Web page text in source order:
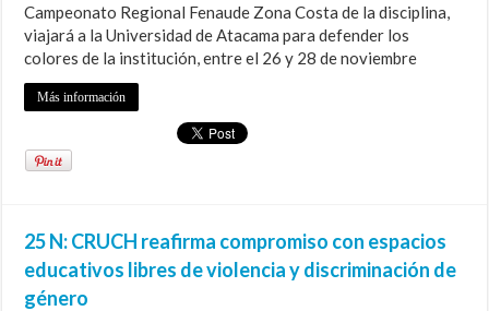
Campeonato Regional Fenaude Zona Costa de la disciplina,
viajará a la Universidad de Atacama para defender los
colores de la institución, entre el 26 y 28 de noviembre
Más información
25 N: CRUCH reafirma compromiso con espacios
educativos libres de violencia y discriminación de
género